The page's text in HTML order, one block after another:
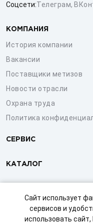
Сайт использует
сервисов и
использовать
Соцсети:Телеграм,
КОМПАНИЯ
История компании
Вакансии
Поставщики метизов
Новости отрасли
Охрана труда
Политика
СЕРВИС
КАТАЛОГ